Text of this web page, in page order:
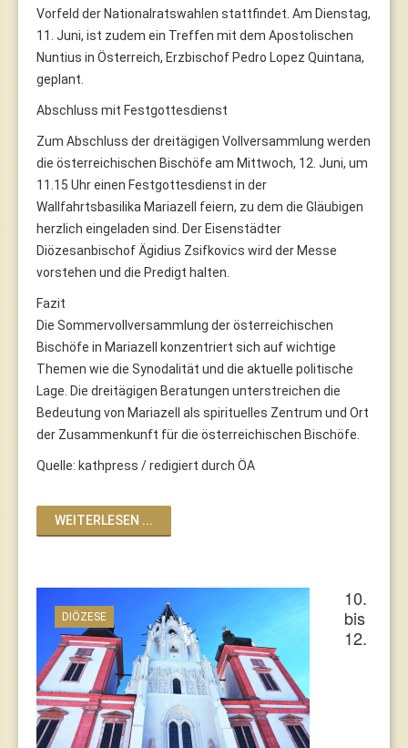
Vorfeld der Nationalratswahlen stattfindet. Am Dienstag,
11. Juni, ist zudem ein Treffen mit dem Apostolischen
Nuntius in Österreich, Erzbischof Pedro Lopez Quintana,
geplant.
Abschluss mit Festgottesdienst
Zum Abschluss der dreitägigen Vollversammlung werden
die österreichischen Bischöfe am Mittwoch, 12. Juni, um
11.15 Uhr einen Festgottesdienst in der
Wallfahrtsbasilika Mariazell feiern, zu dem die Gläubigen
herzlich eingeladen sind. Der Eisenstädter
Diözesanbischof Ägidius Zsifkovics wird der Messe
vorstehen und die Predigt halten.
Fazit
Die Sommervollversammlung der österreichischen
Bischöfe in Mariazell konzentriert sich auf wichtige
Themen wie die Synodalität und die aktuelle politische
Lage. Die dreitägigen Beratungen unterstreichen die
Bedeutung von Mariazell als spirituelles Zentrum und Ort
der Zusammenkunft für die österreichischen Bischöfe.
Quelle: kathpress / redigiert durch ÖA
WEITERLESEN ...
DIÖZESE
10.
bis
12.